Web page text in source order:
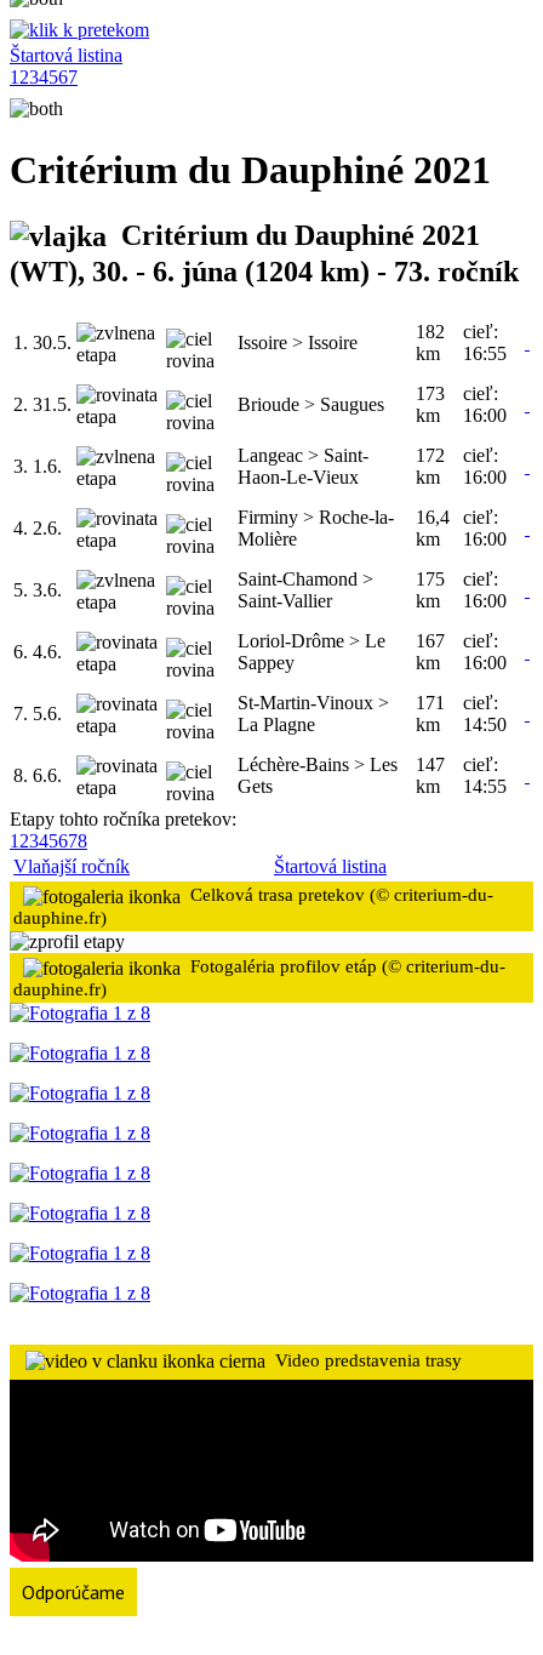
Štartová listina
1 234567
Critérium du Dauphiné 2021
Critérium du Dauphiné 2021
(WT), 30. - 6. júna (1204 km) - 73. ročník
1. 30.5. Issoire > Issoire
182
km
cieľ:
16:55
2. 31.5. Brioude > Saugues
173
km
cieľ:
16:00
3. 1.6.
Langeac > Saint-
Haon-Le-Vieux
172
km
cieľ:
16:00
4. 2.6.
Firminy > Roche-la-
Molière
16,4
km
cieľ:
16:00
5. 3.6.
Saint-Chamond >
Saint-Vallier
175
km
cieľ:
16:00
6. 4.6.
Loriol-Drôme > Le
Sappey
167
km
cieľ:
16:00
7. 5.6.
St-Martin-Vinoux >
La Plagne
171
km
cieľ:
14:50
8. 6.6.
Léchère-Bains > Les
Gets
147
km
cieľ:
14:55
Etapy tohto ročníka pretekov:
12345678
Vlaňajší ročník
Štartová listina
Celková trasa pretekov (© criterium-du-
dauphine.fr)
Fotogaléria profilov etáp (© criterium-du-
dauphine.fr)
Video predstavenia trasy
Odporúčame